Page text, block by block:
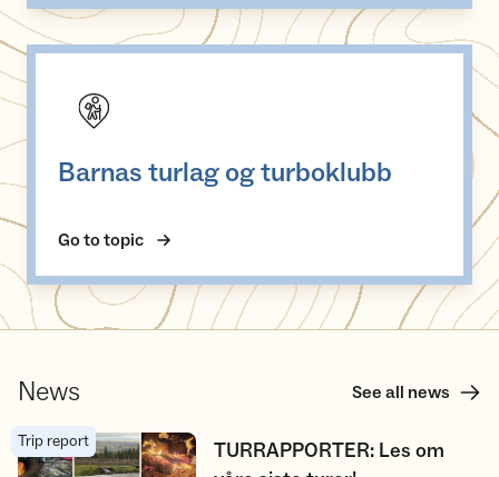
Barnas turlag og turboklubb
Go to topic
News See all news
TURRAPPORTER: Les om våre siste turer!
Trip report
TURRAPPORTER: Les om